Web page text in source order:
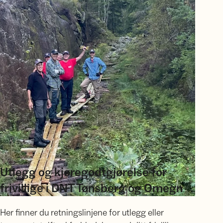
Utlegg og kjøregodtgjørelse for
frivillige i DNT Tønsberg og Omegn
Her finner du retningslinjene for utlegg eller